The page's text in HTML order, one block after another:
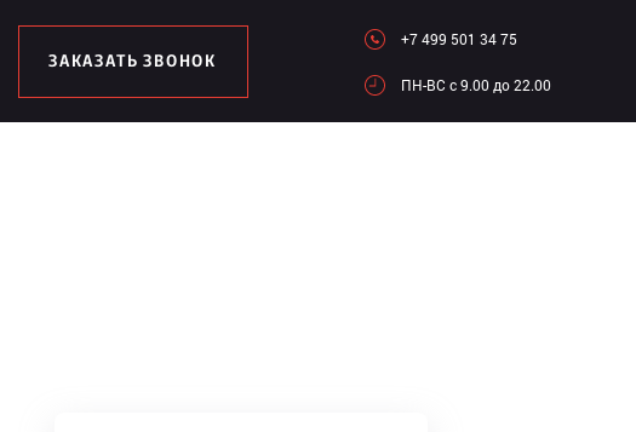
ЗАКАЗАТЬ ЗВОНОК
+7 499 501 34 75
ПН-ВC c 9.00 до 22.00